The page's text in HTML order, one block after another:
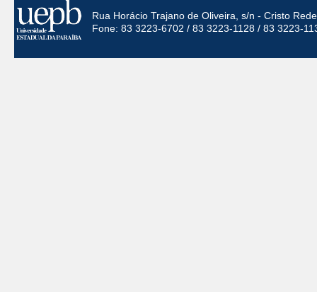
Rua Horácio Trajano de Oliveira, s/n - Cristo
Fone: 83 3223-6702 / 83 3223-1128 / 83 3223-